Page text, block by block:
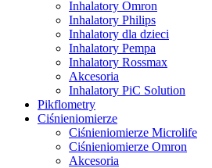
Inhalatory Omron
Inhalatory Philips
Inhalatory dla dzieci
Inhalatory Pempa
Inhalatory Rossmax
Akcesoria
Inhalatory PiC Solution
Pikflometry
Ciśnieniomierze
Ciśnieniomierze Microlife
Ciśnieniomierze Omron
Akcesoria